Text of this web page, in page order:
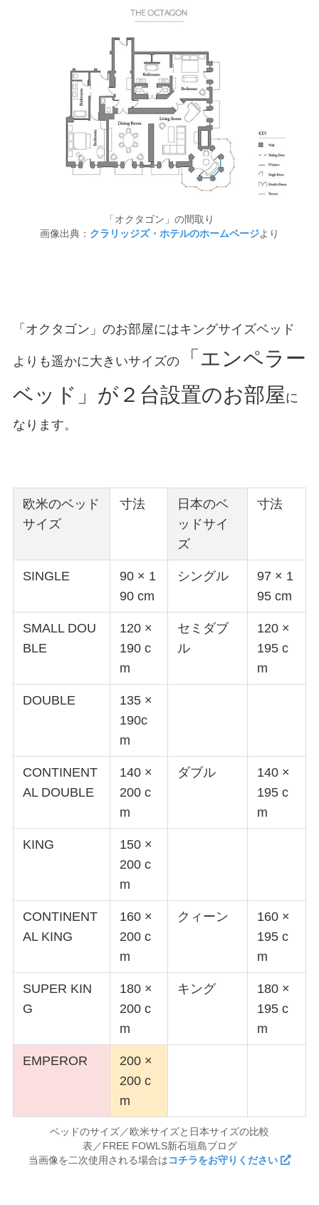
「オクタゴン」の間取り
画像出典： クラリッジズ・ホテルのホームページより
「オクタゴン」のお部屋にはキングサイズベッド
よりも遥かに大きいサイズの「エンペラー
ベッド」が２台設置のお部屋に
なります。
欧米のベッド
サイズ
寸法
日本のベ
ッドサイ
ズ
寸法
SINGLE
90 × 1
90 cm
シングル
97 × 1
95 cm
SMALL DOU
BLE
120 ×
190 c
m
セミダブ
ル
120 ×
195 c
m
DOUBLE
135 ×
190c
m
CONTINENT
AL DOUBLE
140 ×
200 c
m
ダブル
140 ×
195 c
m
KING
150 ×
200 c
m
CONTINENT
AL KING
160 ×
200 c
m
クィーン
160 ×
195 c
m
SUPER KIN
G
180 ×
200 c
m
キング
180 ×
195 c
m
EMPEROR
200 ×
200 c
m
ベッドのサイズ／欧米サイズと日本サイズの比較
表／FREE FOWLS新石垣島ブログ
当画像を二次使用される場合はコチラをお守りください